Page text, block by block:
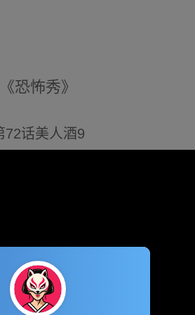
《恐怖秀》
72话美人酒9